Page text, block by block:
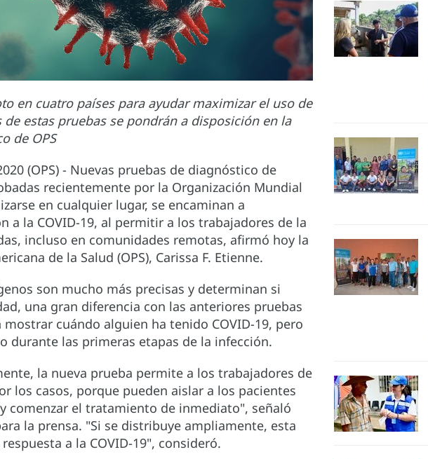
en cuatro países para ayudar maximizar el uso de
estas pruebas se pondrán a disposición en la
de OPS
(OPS) - Nuevas pruebas de diagnóstico de
recientemente por la Organización Mundial
en cualquier lugar, se encaminan a
a la COVID-19, al permitir a los trabajadores de la
incluso en comunidades remotas, afirmó hoy la
de la Salud (OPS), Carissa F. Etienne.
son mucho más precisas y determinan si
una gran diferencia con las anteriores pruebas
cuándo alguien ha tenido COVID-19, pero
durante las primeras etapas de la infección.
la nueva prueba permite a los trabajadores de
los casos, porque pueden aislar a los pacientes
comenzar el tratamiento de inmediato", señaló
la prensa. "Si se distribuye ampliamente, esta
a la COVID-19", consideró.